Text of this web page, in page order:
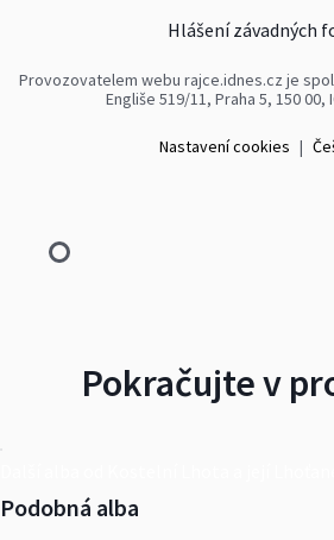
Hlášení závadných
Provozovatelem webu rajce.idnes.cz je
Engliše 519/11, Praha 5, 150 00,
Nastavení cookies |
Pokračujte v
Podobná alba